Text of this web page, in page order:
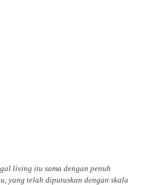
living itu sama dengan penuh
yang telah diputuskan dengan skala